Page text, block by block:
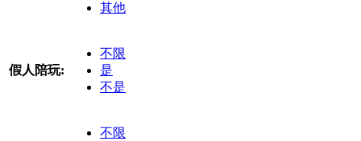
其他
假人陪玩:
不限
是
不是
不限